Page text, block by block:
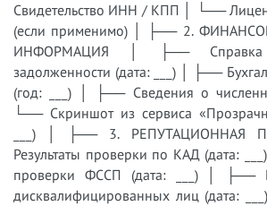
Свидетельство ИНН / КПП │ └──
(если применимо) │ ├── 2.
ИНФОРМАЦИЯ │ ├── Справка
задолженности (дата: ___) │ ├──
(год: ___) │ ├── Сведения о
└── Скриншот из сервиса
___) │ ├── 3. РЕПУТАЦИОННАЯ
Результаты проверки по КАД (дата:
проверки ФССП (дата: ___) │ ├──
дисквалифицированных лиц (дата: